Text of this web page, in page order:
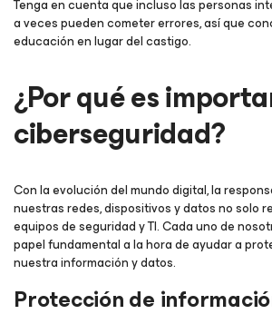
Tenga en cuenta que incluso las personas
a veces pueden cometer errores, así que
educación en lugar del castigo.
¿Por qué es
ciberseguridad?
Con la evolución del mundo digital, la
nuestras redes, dispositivos y datos no solo
equipos de seguridad y TI. Cada uno de
papel fundamental a la hora de ayudar a
nuestra información y datos.
Protección de